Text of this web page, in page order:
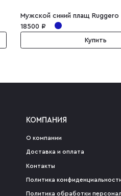
Мужской синий плащ Ruggero
18500 ₽
Купить
КОМПАНИЯ
О компании
Доставка и оплата
Контакты
Политика
Политика обработки